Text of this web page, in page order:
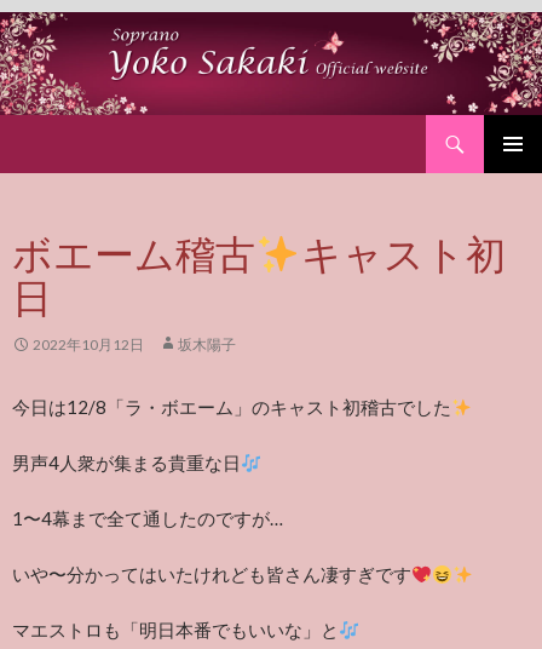
ボエーム稽古
キャスト初
日
2022年10月12日 坂木陽子
今日は12/8「ラ・ボエーム」のキャスト初稽古でした
男声4人衆が集まる貴重な日
1〜4幕まで全て通したのですが…
いや〜分かってはいたけれども皆さん凄すぎです
マエストロも「明日本番でもいいな」と